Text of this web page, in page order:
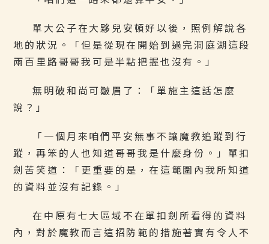
單大公子在大夥兒安頓好以後，照例解說各
地的狀況。「但是從現在開始到過完洞庭湖這段
兩百里路哥哥我可是半點把握也沒有。」
無明破和尚可皺眉了：「單施主這話怎麼
說？」
「一個月來咱們平安無事不讓魔教追蹤到行
蹤，再笨的人也知道哥哥我是什麼身份。」單扣
劍苦笑道：「更重要的是，在這範圍內我所知道
的資料並沒有記錄。」
在中原有七大區域不在單扣劍所看得的資料
內，對於魔教而言這招防範的措施著實有令人不